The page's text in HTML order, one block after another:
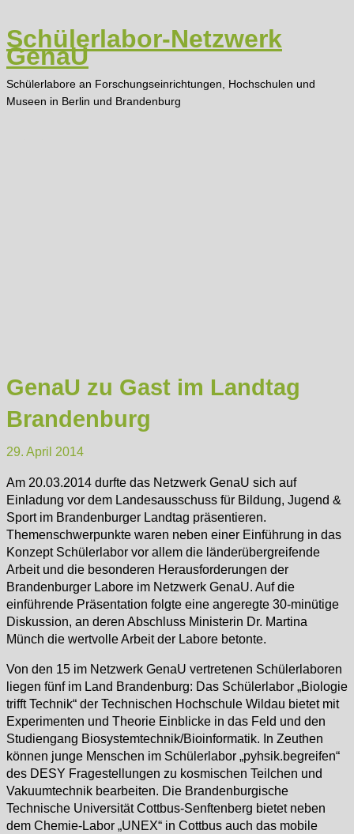
Inhalt
springen
Schülerlabor-Netzwerk
GenaU
Schülerlabore an Forschungseinrichtungen, Hochschulen und
Museen in Berlin und Brandenburg
GenaU zu Gast im Landtag
Brandenburg
29. April 2014
Am 20.03.2014 durfte das Netzwerk GenaU sich auf
Einladung vor dem Landesausschuss für Bildung, Jugend &
Sport im Brandenburger Landtag präsentieren.
Themenschwerpunkte waren neben einer Einführung in das
Konzept Schülerlabor vor allem die länderübergreifende
Arbeit und die besonderen Herausforderungen der
Brandenburger Labore im Netzwerk GenaU. Auf die
einführende Präsentation folgte eine angeregte 30-minütige
Diskussion, an deren Abschluss Ministerin Dr. Martina
Münch die wertvolle Arbeit der Labore betonte.
Von den 15 im Netzwerk GenaU vertretenen Schülerlaboren
liegen fünf im Land Brandenburg: Das Schülerlabor „Biologie
trifft Technik“ der Technischen Hochschule Wildau bietet mit
Experimenten und Theorie Einblicke in das Feld und den
Studiengang Biosystemtechnik/Bioinformatik. In Zeuthen
können junge Menschen im Schülerlabor „pyhsik.begreifen“
des DESY Fragestellungen zu kosmischen Teilchen und
Vakuumtechnik bearbeiten. Die Brandenburgische
Technische Universität Cottbus-Senftenberg bietet neben
dem Chemie-Labor „UNEX“ in Cottbus auch das mobile